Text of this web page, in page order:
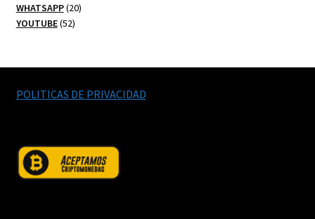
WHATSAPP 2020
YOUTUBE 5252
POLITICAS DE PRIVACIDAD